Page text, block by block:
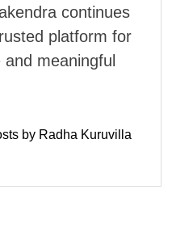
continues
platform for
and meaningful
by Radha Kuruvilla